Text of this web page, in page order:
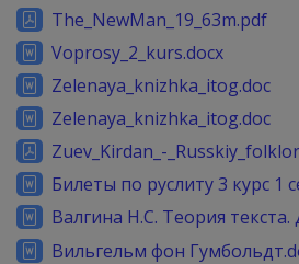
The_NewMan_19_63m.pdf
Voprosy_2_kurs.docx
Zelenaya_knizhka_itog.doc
Zelenaya_knizhka_itog.doc
Zuev_Kirdan_-
Билеты по руслиту 3 курс 1
Валгина Н.С. Теория текста.
Вильгельм фон